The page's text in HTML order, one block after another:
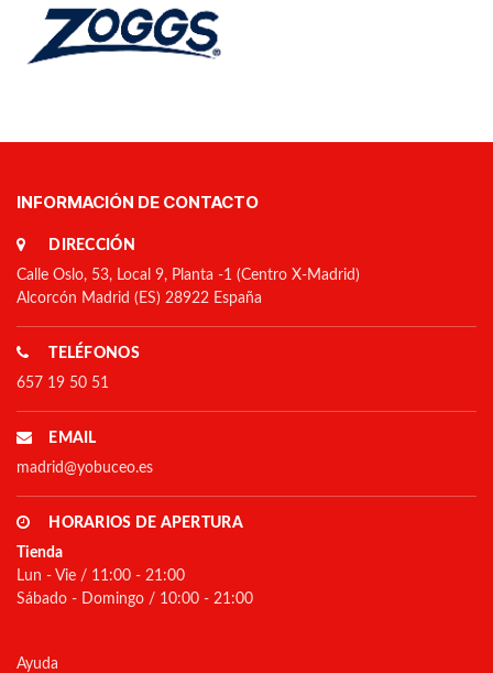
INFORMACIÓN DE CONTACTO
DIRECCIÓN
Calle Oslo, 53, Local 9, Planta -1 (Centro X-Madrid)
Alcorcón Madrid (ES) 28922 España
TELÉFONOS
657 19 50 51
EMAIL
madrid@yobuceo.es
HORARIOS DE APERTURA
Tienda
Lun - Vie / 11:00 - 21:00
Sábado - Domingo / 10:00 - 21:00
Ayuda